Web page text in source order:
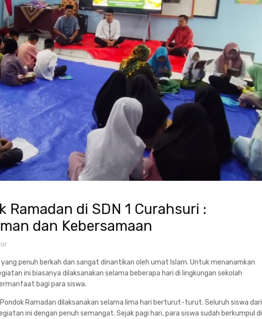
Ramadan di SDN 1 Curahsuri :
dan Kebersamaan
penuh berkah dan sangat dinantikan oleh umat Islam. Untuk menanamkan
ini biasanya dilaksanakan selama beberapa hari di lingkungan sekolah
bagi para siswa.
Pondok Ramadan dilaksanakan selama lima hari berturut-turut. Seluruh siswa dari
ini dengan penuh semangat. Sejak pagi hari, para siswa sudah berkumpul di